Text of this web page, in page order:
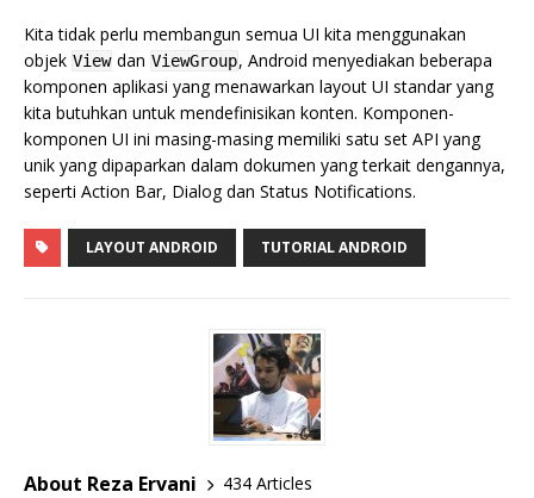
Kita tidak perlu membangun semua UI kita menggunakan
objek View dan ViewGroup, Android menyediakan beberapa
komponen aplikasi yang menawarkan layout UI standar yang
kita butuhkan untuk mendefinisikan konten. Komponen-
komponen UI ini masing-masing memiliki satu set API yang
unik yang dipaparkan dalam dokumen yang terkait dengannya,
seperti Action Bar, Dialog dan Status Notifications.
LAYOUT ANDROID TUTORIAL ANDROID
About Reza Ervani
434 Articles